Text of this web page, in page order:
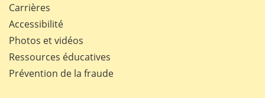
Carrières
Accessibilité
Photos et vidéos
Ressources éducatives
Prévention de la fraude